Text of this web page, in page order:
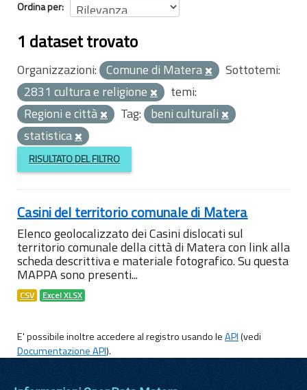
Ordina per
1 dataset trovato
Organizzazioni: Comune di Matera
Sottotemi:
2831 cultura e religione
temi:
Regioni e città
Tag: beni culturali
statistica
RISULTATO DEL FILTRO
Casini del territorio comunale di Matera
Elenco geolocalizzato dei Casini dislocati sul
territorio comunale della città di Matera con link alla
scheda descrittiva e materiale fotografico. Su questa
MAPPA sono presenti...
CSV Excel XLSX
E' possibile inoltre accedere al registro usando leAPI(vedi
Documentazione API).